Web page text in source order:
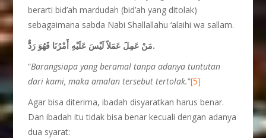
berarti bid’ah mardudah (bid’ah yang ditolak)
sebagaimana sabda Nabi Shallallahu ‘alaihi wa sallam.
مَنْ عَمِلَ عَمَلاً لَيْسَ عَلَيْهِ أَمْرُنَا فَهُوَ رَدٌّ.
“Barangsiapa yang beramal tanpa adanya tuntutan
dari kami, maka amalan tersebut tertolak.”[5]
Agar bisa diterima, ibadah disyaratkan harus benar.
Dan ibadah itu tidak bisa benar kecuali dengan adanya
dua syarat: